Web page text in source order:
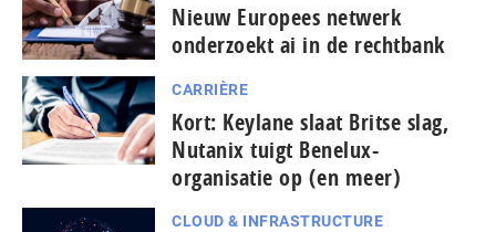
Nieuw Europees netwerk
onderzoekt ai in de rechtbank
CARRIÈRE
Kort: Keylane slaat Britse slag,
Nutanix tuigt Benelux-
organisatie op (en meer)
CLOUD & INFRASTRUCTURE